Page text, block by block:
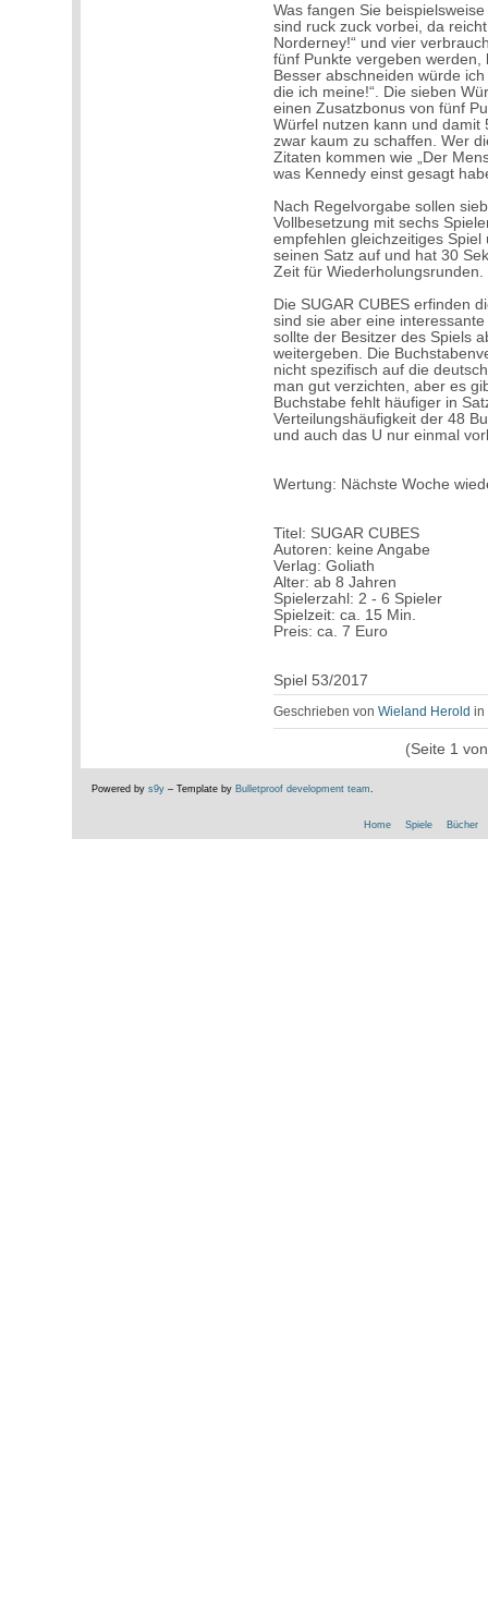
Was fangen Sie
sind ruck zuck vorbei, da
Norderney!“ und vier
fünf Punkte vergeben
Besser abschneiden würde
die ich meine!“. Die sieben
einen Zusatzbonus von fünf
Würfel nutzen kann und
zwar kaum zu schaffen. Wer
Zitaten kommen wie „Der
was Kennedy einst gesagt
Nach Regelvorgabe sollen
Vollbesetzung mit sechs
empfehlen gleichzeitiges
seinen Satz auf und hat 30
Zeit für Wiederholungsrunden.
Die SUGAR CUBES erfinden
sind sie aber eine
sollte der Besitzer des Spiels
weitergeben. Die
nicht spezifisch auf die
man gut verzichten, aber es
Buchstabe fehlt häufiger in
Verteilungshäufigkeit der 48
und auch das U nur einmal
Wertung: Nächste Woche
Titel: SUGAR CUBES
Autoren: keine Angabe
Verlag: Goliath
Alter: ab 8 Jahren
Spielerzahl: 2 - 6 Spieler
Spielzeit: ca. 15 Min.
Preis: ca. 7 Euro
Spiel 53/2017
Geschrieben vonWieland Herold in
(Seite 1
Powered by s9y– Template by Bulletproof development team
Home Spiele Bücher